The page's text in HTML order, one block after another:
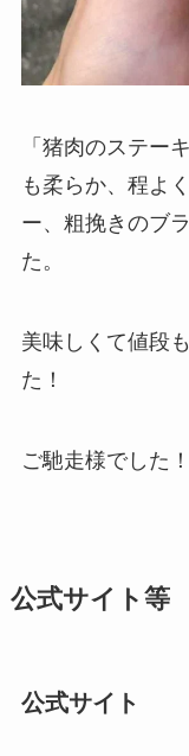
「猪肉のステー
も柔らか、程よ
ー、粗挽きのブ
た。
美味しくて値段
た！
ご馳走様でした！
公式サイト等
公式サイト